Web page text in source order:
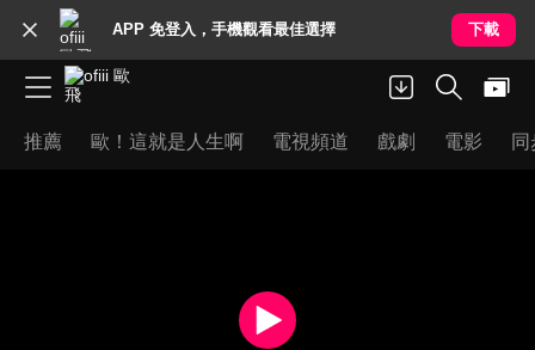
APP 免登入，手機觀看最佳選擇 下載
推薦 歐！這就是人生啊 電視頻道 戲劇 電影